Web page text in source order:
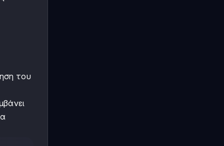
του